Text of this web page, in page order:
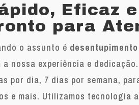
Eficaz
para
o assunto é
a nossa experiência e
por dia, 7 dias por semana,
e mais. Utilizamos tecnologia